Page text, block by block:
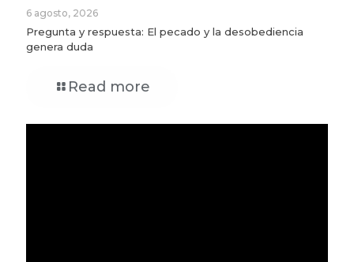
6 agosto, 2026
Pregunta y respuesta: El pecado y la desobediencia
genera duda
Read more